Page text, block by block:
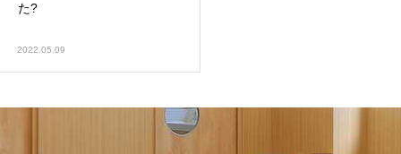
た?
2022.05.09